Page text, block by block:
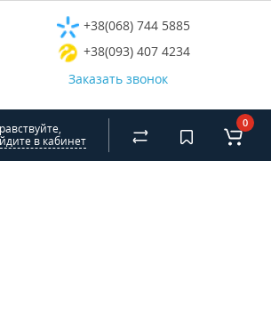
+38(068) 744 5885
+38(093) 407 4234
Заказать звонок
в кабинет
0